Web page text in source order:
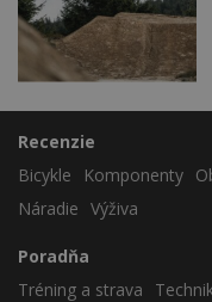
Recenzie
Bicykle
Komponenty
Náradie Výživa
Poradňa
Tréning a strava